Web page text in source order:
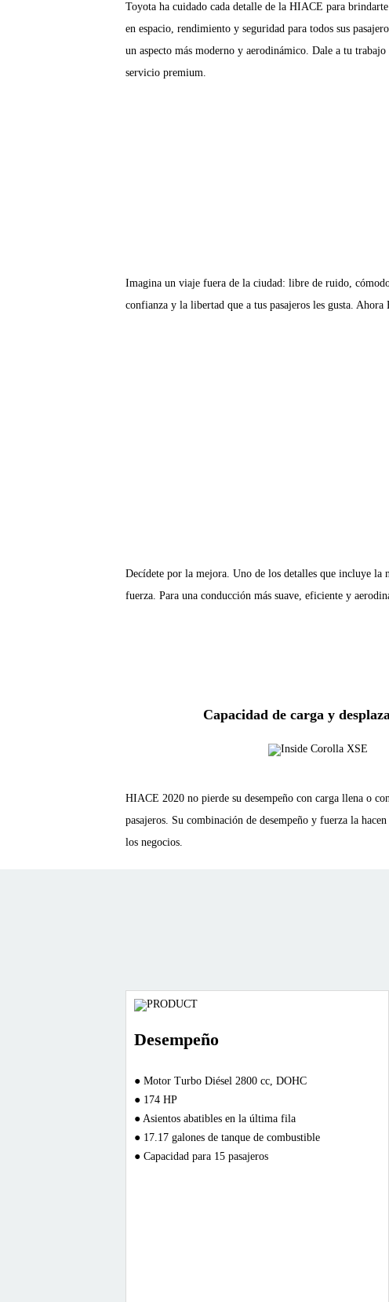
Toyota ha cuidado cada detalle de la HIACE para
en espacio, rendimiento y seguridad para todos sus
un aspecto más moderno y aerodinámico. Dale a tu
servicio premium.
Imagina un viaje fuera de la ciudad: libre de ruido,
confianza y la libertad que a tus pasajeros les gusta.
Decídete por la mejora. Uno de los detalles que incluye
fuerza. Para una conducción más suave, eficiente y
Capacidad de carga y
HIACE 2020 no pierde su desempeño con carga llena o
pasajeros. Su combinación de desempeño y fuerza la
los negocios.
Desempeño
● Motor Turbo Diésel 2800 cc, DOHC
● 174 HP
● Asientos abatibles en la última fila
● 17.17 galones de tanque de combustible
● Capacidad para 15 pasajeros